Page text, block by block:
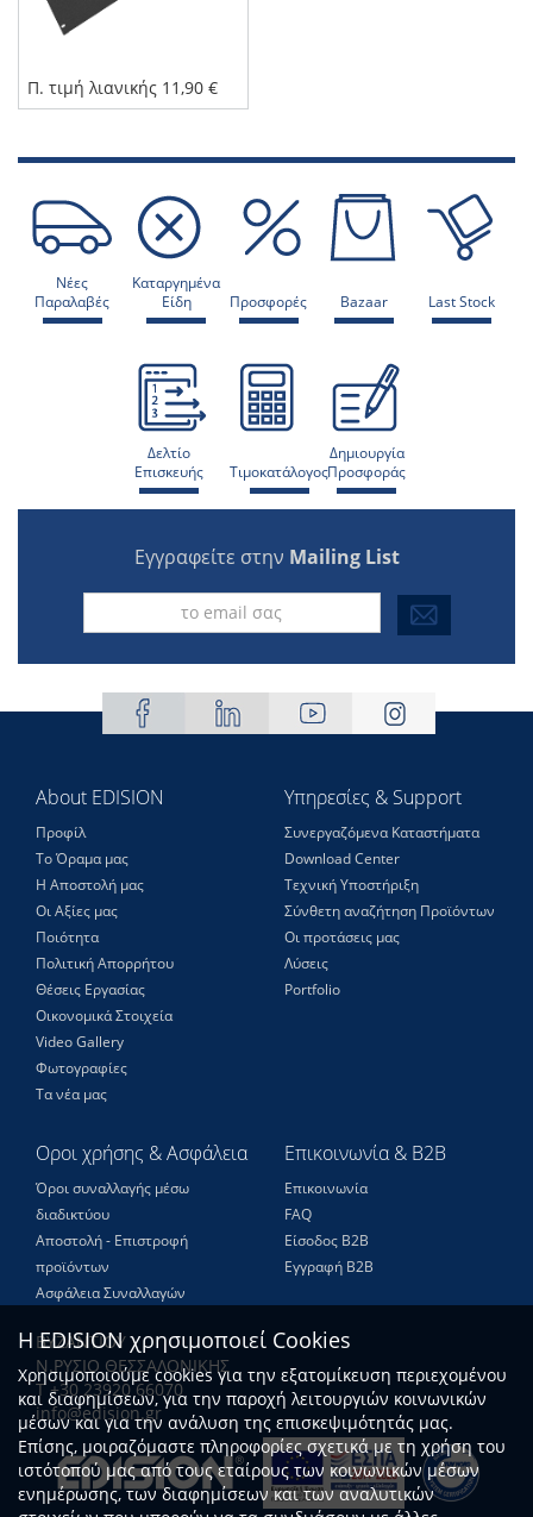
Π. τιμή λιανικής 11,90 €
Νέες
Παραλαβές
Καταργημένα
Είδη
Προσφορές Bazaar Last Stock
Δελτίο
Επισκευής
Τιμοκατάλογος
Δημιουργία
Προσφοράς
Εγγραφείτε στην Mailing List
About EDISION
Προφίλ
Το Όραμα μας
Η Αποστολή μας
Οι Αξίες μας
Ποιότητα
Πολιτική Απορρήτου
Θέσεις Eργασίας
Οικονομικά Στοιχεία
Video Gallery
Φωτογραφίες
Τα νέα μας
Υπηρεσίες & Support
Συνεργαζόμενα Καταστήματα
Download Center
Τεχνική Υποστήριξη
Σύνθετη αναζήτηση Προϊόντων
Οι προτάσεις μας
Λύσεις
Portfolio
Οροι χρήσης & Ασφάλεια
Όροι συναλλαγής μέσω
διαδικτύου
Αποστολή - Επιστροφή
προϊόντων
Ασφάλεια Συναλλαγών
Επικοινωνία & B2B
Επικοινωνία
FAQ
Είσοδος Β2Β
Εγγραφή Β2Β
ΒΥΖΑΝΤΙΟΥ
Ν.ΡΥΣΙΟ ΘΕΣΣΑΛΟΝΙΚΗΣ
Τ +30 23920 66070
info@edision.gr
Η EDISION χρησιμοποιεί Cookies
Χρησιμοποιούμε cookies για την εξατομίκευση περιεχομένου
και διαφημίσεων, για την παροχή λειτουργιών κοινωνικών
μέσων και για την ανάλυση της επισκεψιμότητάς μας.
Επίσης, μοιραζόμαστε πληροφορίες σχετικά με τη χρήση του
ιστότοπού μας από τους εταίρους των κοινωνικών μέσων
ενημέρωσης, των διαφημίσεων και των αναλυτικών